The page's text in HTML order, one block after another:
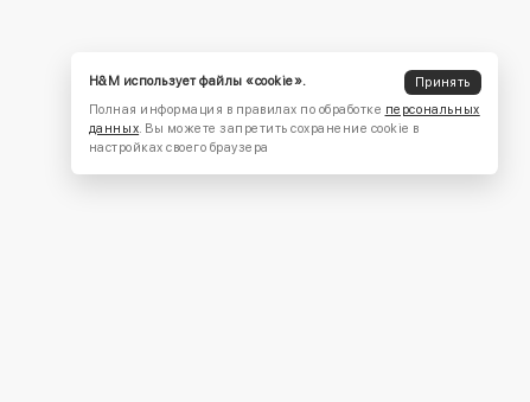
H&M использует файлы «cookie».
Принять
Полная информация в правилах по обработке персональных
данных. Вы можете запретить сохранение cookie в
настройках своего браузера